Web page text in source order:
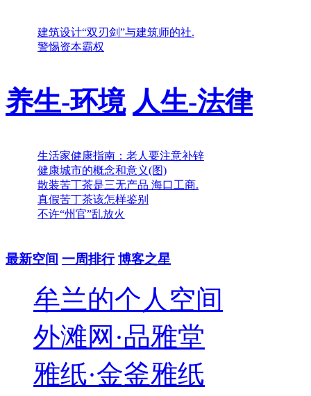
建筑设计“双刃剑”与建筑师的社.
警惕资本霸权
养生-环境 人生-法律
生活家健康指南：老人要注意补锌
健康城市的概念和意义(图)
散装苦丁茶是三无产品 海口工商.
真假苦丁茶该怎样鉴别
不许“州官”乱放火
最新空间 一周排行 博客之星
牟兰的个人空间
外滩网·品雅堂
雅纸·金釜雅纸